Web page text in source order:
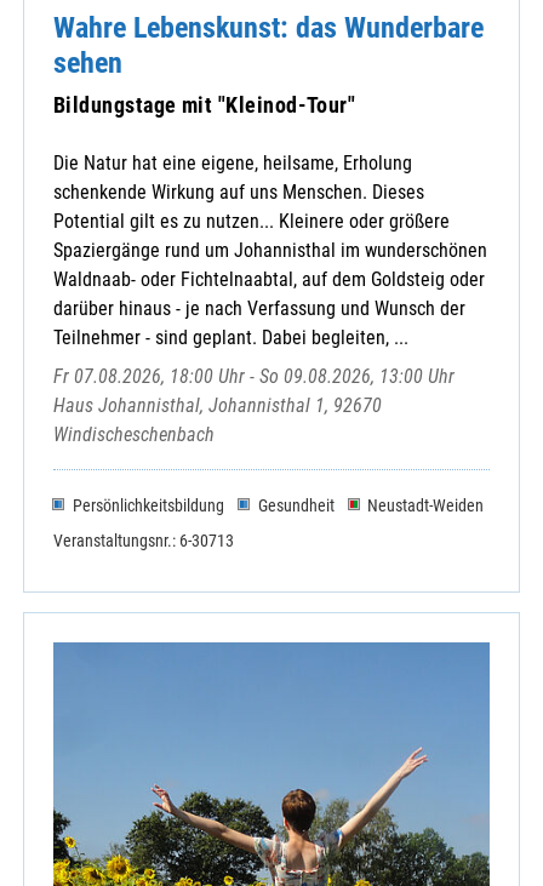
Wahre Lebenskunst: das Wunderbare
sehen
Bildungstage mit "Kleinod-Tour"
Die Natur hat eine eigene, heilsame, Erholung
schenkende Wirkung auf uns Menschen. Dieses
Potential gilt es zu nutzen... Kleinere oder größere
Spaziergänge rund um Johannisthal im wunderschönen
Waldnaab- oder Fichtelnaabtal, auf dem Goldsteig oder
darüber hinaus - je nach Verfassung und Wunsch der
Teilnehmer - sind geplant. Dabei begleiten, ...
Fr 07.08.2026, 18:00 Uhr - So 09.08.2026, 13:00 Uhr
Haus Johannisthal, Johannisthal 1, 92670
Windischeschenbach
Persönlichkeitsbildung Gesundheit
Neustadt-Weiden
Veranstaltungsnr.: 6-30713